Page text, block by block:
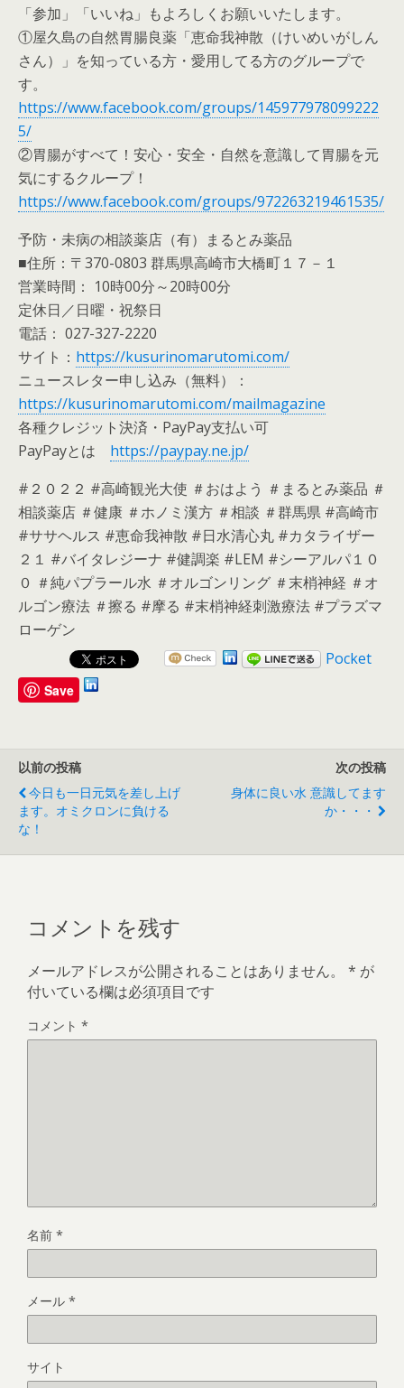
「参加」「いいね」もよろしくお願いいたします。
①屋久島の自然胃腸良薬「恵命我神散（けいめいがしん
さん）」を知っている方・愛用してる方のグループで
す。
https://www.facebook.com/groups/145977978099222
5/
②胃腸がすべて！安心・安全・自然を意識して胃腸を元
気にするクループ！
https://www.facebook.com/groups/972263219461535/
予防・未病の相談薬店（有）まるとみ薬品
■住所：〒370-0803 群馬県高崎市大橋町１７－１
営業時間： 10時00分～20時00分
定休日／日曜・祝祭日
電話： 027-327-2220
サイト： https://kusurinomarutomi.com/
ニュースレター申し込み（無料）：
https://kusurinomarutomi.com/mailmagazine
各種クレジット決済・PayPay支払い可
PayPayとは https://paypay.ne.jp/
#２０２２ #高崎観光大使 ＃おはよう ＃まるとみ薬品 ＃
相談薬店 ＃健康 ＃ホノミ漢方 ＃相談 ＃群馬県 #高崎市
#ササヘルス #恵命我神散 #日水清心丸 #カタライザー
２１ #バイタレジーナ #健調楽 #LEM #シーアルパ１０
０ ＃純パプラール水 ＃オルゴンリング ＃末梢神経 ＃オ
ルゴン療法 ＃擦る #摩る #末梢神経刺激療法 #プラズマ
ローゲン
Pocket
Save
以前の投稿
今日も一日元気を差し上げ
ます。オミクロンに負ける
な！
次の投稿
身体に良い水 意識してます
か・・・
コメントを残す
メールアドレスが公開されることはありません。 * が
付いている欄は必須項目です
コメント *
名前 *
メール *
サイト